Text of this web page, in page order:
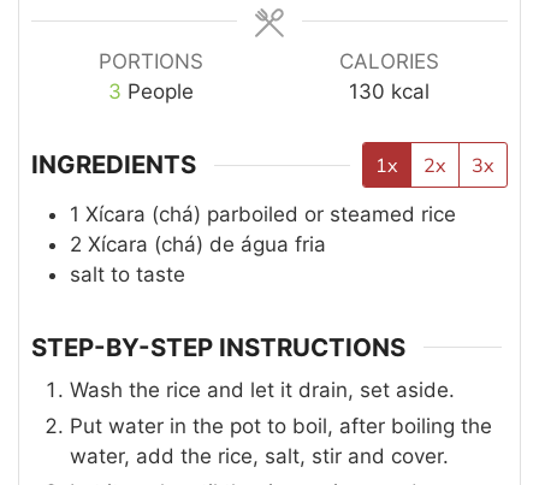
PORTIONS
3 People
CALORIES
130 kcal
INGREDIENTS 1x 2x 3x
1 Xícara (chá) parboiled or steamed rice
2 Xícara (chá) de água fria
salt to taste
STEP-BY-STEP INSTRUCTIONS
Wash the rice and let it drain, set aside.
Put water in the pot to boil, after boiling the
water, add the rice, salt, stir and cover.